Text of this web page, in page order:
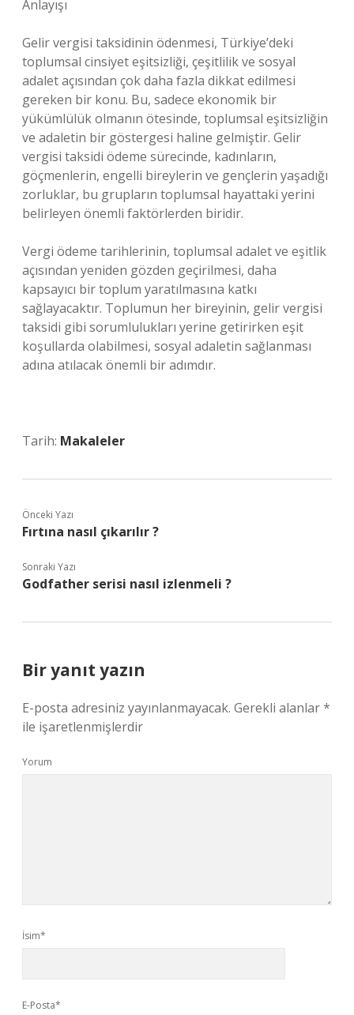
Anlayışı
Gelir vergisi taksidinin ödenmesi, Türkiye’deki
toplumsal cinsiyet eşitsizliği, çeşitlilik ve sosyal
adalet açısından çok daha fazla dikkat edilmesi
gereken bir konu. Bu, sadece ekonomik bir
yükümlülük olmanın ötesinde, toplumsal eşitsizliğin
ve adaletin bir göstergesi haline gelmiştir. Gelir
vergisi taksidi ödeme sürecinde, kadınların,
göçmenlerin, engelli bireylerin ve gençlerin yaşadığı
zorluklar, bu grupların toplumsal hayattaki yerini
belirleyen önemli faktörlerden biridir.
Vergi ödeme tarihlerinin, toplumsal adalet ve eşitlik
açısından yeniden gözden geçirilmesi, daha
kapsayıcı bir toplum yaratılmasına katkı
sağlayacaktır. Toplumun her bireyinin, gelir vergisi
taksidi gibi sorumlulukları yerine getirirken eşit
koşullarda olabilmesi, sosyal adaletin sağlanması
adına atılacak önemli bir adımdır.
Tarih: Makaleler
Önceki Yazı
Fırtına nasıl çıkarılır ?
Sonraki Yazı
Godfather serisi nasıl izlenmeli ?
Bir yanıt yazın
E-posta adresiniz yayınlanmayacak. Gerekli alanlar*
ile işaretlenmişlerdir
Yorum
İsim*
E-Posta*